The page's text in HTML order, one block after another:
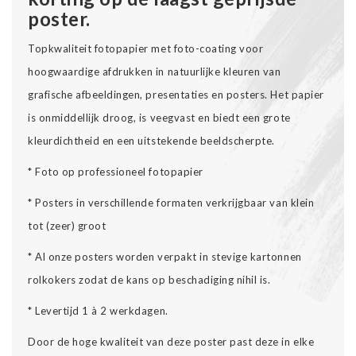
poster.
Topkwaliteit fotopapier met foto-coating voor
hoogwaardige afdrukken in natuurlijke kleuren van
grafische afbeeldingen, presentaties en posters. Het papier
is onmiddellijk droog, is veegvast en biedt een grote
kleurdichtheid en een uitstekende beeldscherpte.
* Foto op professioneel fotopapier
* Posters in verschillende formaten verkrijgbaar van klein
tot (zeer) groot
* Al onze posters worden verpakt in stevige kartonnen
rolkokers zodat de kans op beschadiging nihil is.
* Levertijd 1 à 2 werkdagen.
Door de hoge kwaliteit van deze poster past deze in elke